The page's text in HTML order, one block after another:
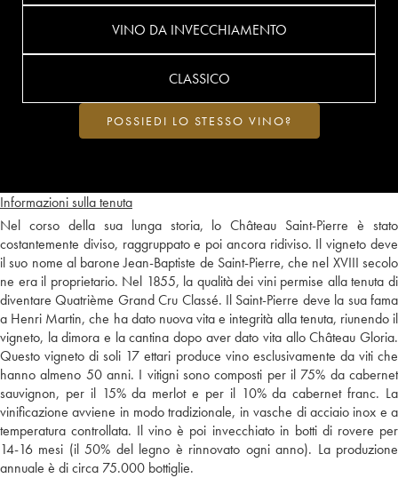
Informazioni sulla tenuta
Nel corso della sua lunga storia, lo Château Saint-Pierre è stato
costantemente diviso, raggruppato e poi ancora ridiviso. Il vigneto deve
il suo nome al barone Jean-Baptiste de Saint-Pierre, che nel XVIII secolo
ne era il proprietario. Nel 1855, la qualità dei vini permise alla tenuta di
diventare Quatrième Grand Cru Classé. Il Saint-Pierre deve la sua fama
a Henri Martin, che ha dato nuova vita e integrità alla tenuta, riunendo il
vigneto, la dimora e la cantina dopo aver dato vita allo Château Gloria.
Questo vigneto di soli 17 ettari produce vino esclusivamente da viti che
hanno almeno 50 anni. I vitigni sono composti per il 75% da cabernet
sauvignon, per il 15% da merlot e per il 10% da cabernet franc. La
vinificazione avviene in modo tradizionale, in vasche di acciaio inox e a
temperatura controllata. Il vino è poi invecchiato in botti di rovere per
14-16 mesi (il 50% del legno è rinnovato ogni anno). La produzione
annuale è di circa 75.000 bottiglie.
VINO DA INVECCHIAMENTO
CLASSICO
POSSIEDI LO STESSO VINO?